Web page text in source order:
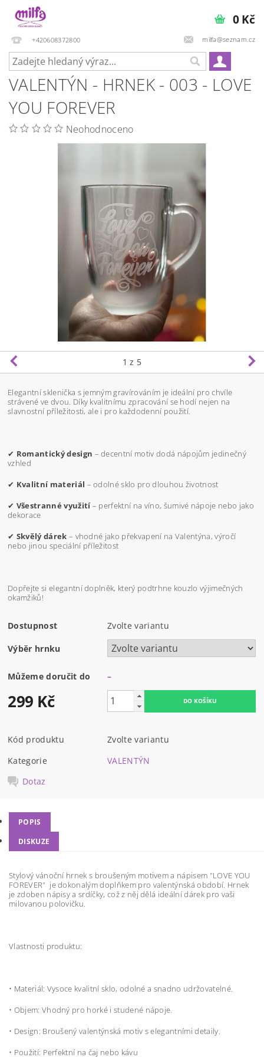
+420608372800 milfa@seznam.cz
0 Kč
VALENTÝN - HRNEK - 003 - LOVE
YOU FOREVER
Neohodnoceno
1 z 5
Elegantní sklenička s jemným gravírováním je ideální pro chvíle
strávené ve dvou. Díky kvalitnímu zpracování se hodí nejen na
slavnostní příležitosti, ale i pro každodenní použití.
✔ Romantický design – decentní motiv dodá nápojům jedinečný
vzhled
✔ Kvalitní materiál – odolné sklo pro dlouhou životnost
✔ Všestranné využití– perfektní na víno, šumivé nápoje nebo jako
dekorace
✔ Skvělý dárek – vhodné jako překvapení na Valentýna, výročí
nebo jinou speciální příležitost
Dopřejte si elegantní doplněk, který podtrhne kouzlo výjimečných
okamžiků!
Dostupnost Zvolte variantu
Výběr hrnku
Můžeme doručit do –
299 Kč
Kód produktu
Zvolte variantu
Kategorie
VALENTÝN
Dotaz
POPIS
DISKUZE
Stylový vánoční hrnek s broušeným motivem a nápisem "LOVE YOU
FOREVER" je dokonalým doplňkem pro valentýnská období. Hrnek
je zdoben nápisy a srdíčky, což z něj dělá ideální dárek pro vaši
milovanou polovičku.
Vlastnosti produktu:
• Materiál: Vysoce kvalitní sklo, odolné a snadno udržovatelné.
• Objem: Vhodný pro horké i studené nápoje.
• Design: Broušený valentýnská motiv s elegantními detaily.
• Použití: Perfektní na čaj nebo kávu